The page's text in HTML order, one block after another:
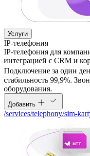
Услуги
IP-телефония
IP-телефония для
интеграцией с CRM и
Подключение за один
стабильность 99,9%.
оборудования.
Добавить
/services/telephony/sim-